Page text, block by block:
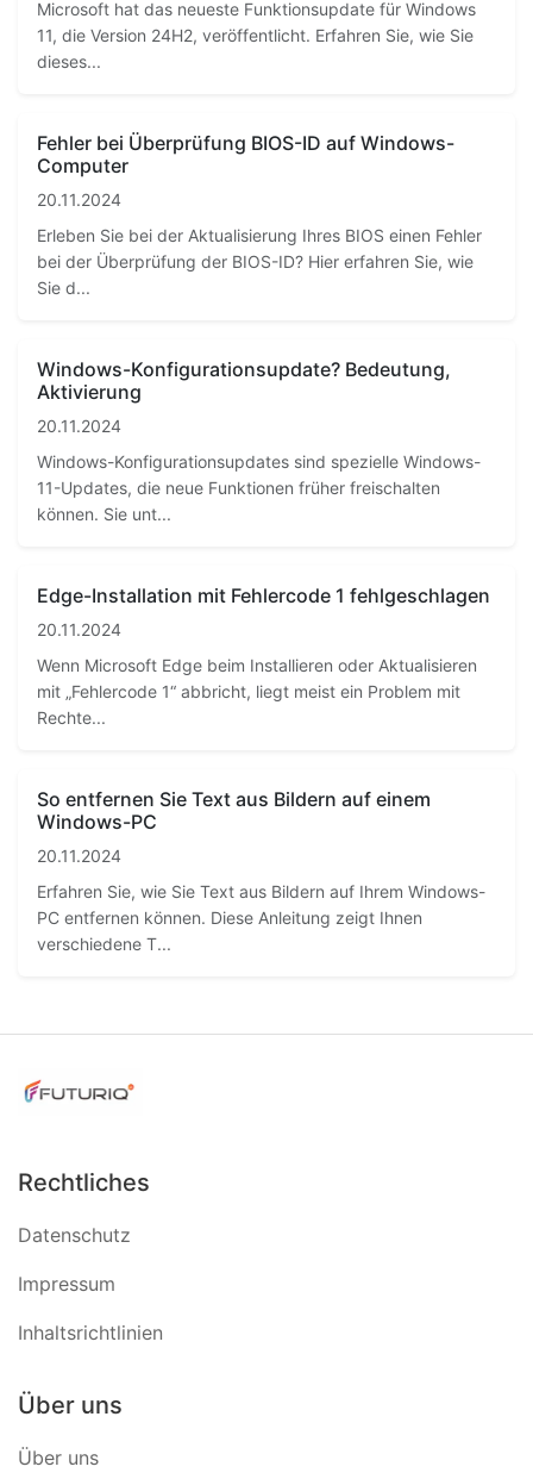
Microsoft hat das neueste Funktionsupdate für Windows
11, die Version 24H2, veröffentlicht. Erfahren Sie, wie Sie
dieses...
Fehler bei Überprüfung BIOS-ID auf Windows-
Computer
20.11.2024
Erleben Sie bei der Aktualisierung Ihres BIOS einen Fehler
bei der Überprüfung der BIOS-ID? Hier erfahren Sie, wie
Sie d...
Windows-Konfigurationsupdate? Bedeutung,
Aktivierung
20.11.2024
Windows-Konfigurationsupdates sind spezielle Windows-
11-Updates, die neue Funktionen früher freischalten
können. Sie unt...
Edge-Installation mit Fehlercode 1 fehlgeschlagen
20.11.2024
Wenn Microsoft Edge beim Installieren oder Aktualisieren
mit „Fehlercode 1“ abbricht, liegt meist ein Problem mit
Rechte...
So entfernen Sie Text aus Bildern auf einem
Windows-PC
20.11.2024
Erfahren Sie, wie Sie Text aus Bildern auf Ihrem Windows-
PC entfernen können. Diese Anleitung zeigt Ihnen
verschiedene T...
Rechtliches
Datenschutz
Impressum
Inhaltsrichtlinien
Über uns
Über uns